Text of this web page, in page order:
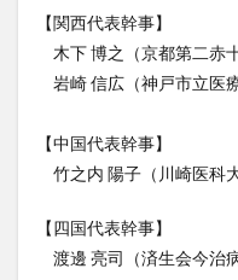
【関西代表幹事】
木下 博之（京都第二赤
岩崎 信広（神戸市立医
【中国代表幹事】
竹之内 陽子（川崎医科
【四国代表幹事】
渡邊 亮司（済生会今治病